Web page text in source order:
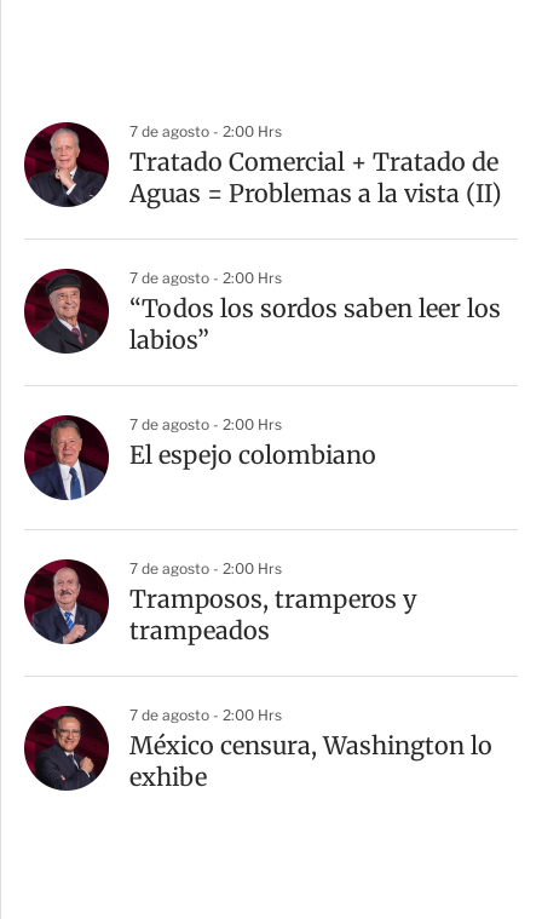
7 de agosto - 2:00 Hrs
Tratado Comercial + Tratado de
Aguas = Problemas a la vista (II)
7 de agosto - 2:00 Hrs
“Todos los sordos saben leer los
labios”
7 de agosto - 2:00 Hrs
El espejo colombiano
7 de agosto - 2:00 Hrs
Tramposos, tramperos y
trampeados
7 de agosto - 2:00 Hrs
México censura, Washington lo
exhibe